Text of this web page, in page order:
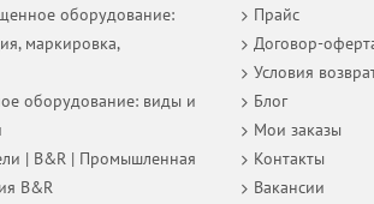
оборудование:
маркировка,
оборудование: виды и
| B&R | Промышленная
B&R
Прайс
Договор-
Условия
Блог
Мои заказы
Контакты
Вакансии